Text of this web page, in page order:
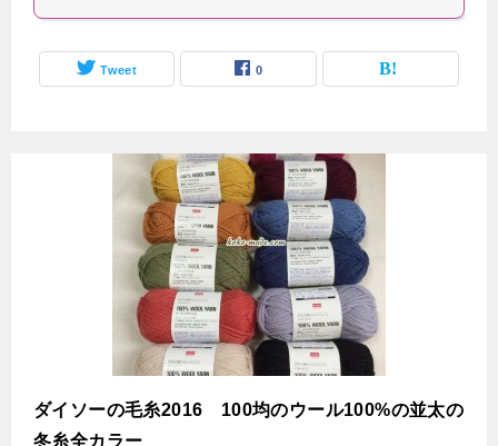
Tweet 0
ダイソーの毛糸2016 100均のウール100%の並太の
冬糸全カラー